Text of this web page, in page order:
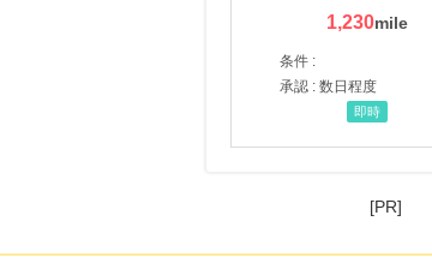
1,230
条件 :
承認 : 数日程度
即時
[PR]